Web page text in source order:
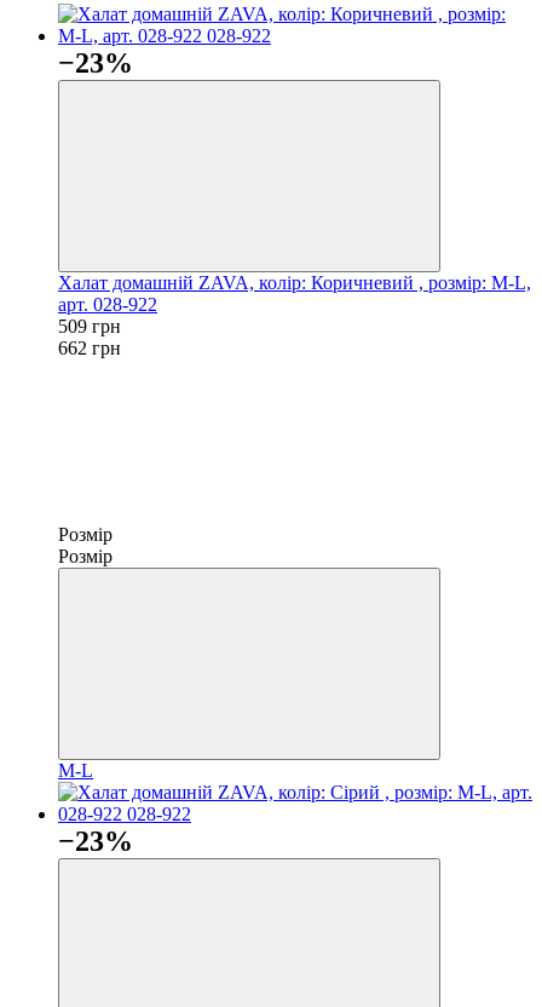
−23%
Халат домашній ZAVA, колір: Коричневий , розмір: M-L,
арт. 028-922
509 грн
662 грн
Розмір
Розмір
M-L
−23%